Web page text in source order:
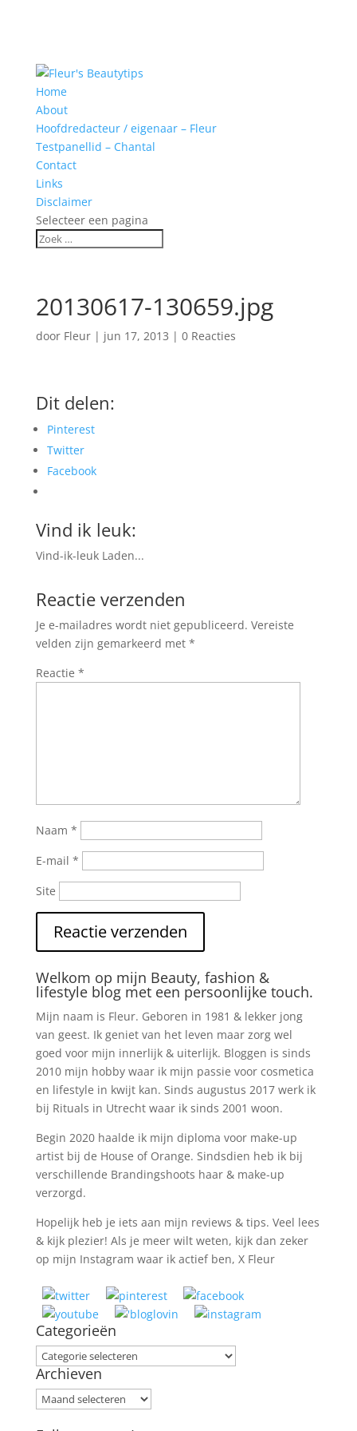
Home
About
Hoofdredacteur / eigenaar – Fleur
Testpanellid – Chantal
Contact
Links
Disclaimer
Selecteer een pagina
20130617-130659.jpg
door Fleur| jun 17, 2013 | 0 Reacties
Dit delen:
Pinterest
Twitter
Facebook
Vind ik leuk:
Vind-ik-leuk Laden...
Reactie verzenden
Je e-mailadres wordt niet gepubliceerd. Vereiste
velden zijn gemarkeerd met *
Reactie *
Naam *
E-mail *
Site
Welkom op mijn Beauty, fashion &
lifestyle blog met een persoonlijke touch.
Mijn naam is Fleur. Geboren in 1981 & lekker jong
van geest. Ik geniet van het leven maar zorg wel
goed voor mijn innerlijk & uiterlijk. Bloggen is sinds
2010 mijn hobby waar ik mijn passie voor cosmetica
en lifestyle in kwijt kan. Sinds augustus 2017 werk ik
bij Rituals in Utrecht waar ik sinds 2001 woon.
Begin 2020 haalde ik mijn diploma voor make-up
artist bij de House of Orange. Sindsdien heb ik bij
verschillende Brandingshoots haar & make-up
verzorgd.
Hopelijk heb je iets aan mijn reviews & tips. Veel lees
& kijk plezier! Als je meer wilt weten, kijk dan zeker
op mijn Instagram waar ik actief ben, X Fleur
Categorieën
Categorieën
Archieven
Archieven